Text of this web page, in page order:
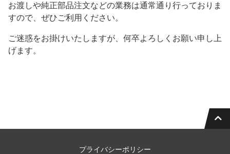
お渡しや純正部品注文などの業務は通常通り行っておりま
すので、ぜひご利用ください。
ご迷惑をお掛けいたしますが、何卒よろしくお願い申し上
げます。
プライバシーポリシー